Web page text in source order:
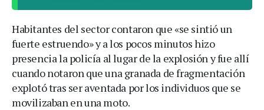
Habitantes del sector contaron que «se sintió un
fuerte estruendo» y a los pocos minutos hizo
presencia la policía al lugar de la explosión y fue allí
cuando notaron que una granada de fragmentación
explotó tras ser aventada por los individuos que se
movilizaban en una moto.